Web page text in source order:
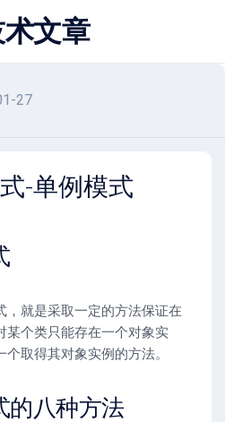
文章
27
-单例模式
，就是采取一定的方法保证在
某个类只能存在一个对象实
取得其对象实例的方法。
的八种方法